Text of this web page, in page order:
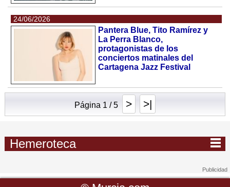
24/06/2026
Pantera Blue, Tito Ramírez y
La Perra Blanco,
protagonistas de los
conciertos matinales del
Cartagena Jazz Festival
Página 1 / 5 > >|
Hemeroteca